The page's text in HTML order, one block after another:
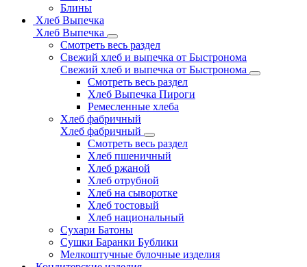
Блины
Хлеб Выпечка
Хлеб Выпечка
Смотреть весь раздел
Свежий хлеб и выпечка от Быстронома
Свежий хлеб и выпечка от Быстронома
Смотреть весь раздел
Хлеб Выпечка Пироги
Ремесленные хлеба
Хлеб фабричный
Хлеб фабричный
Смотреть весь раздел
Хлеб пшеничный
Хлеб ржаной
Хлеб отрубной
Хлеб на сыворотке
Хлеб тостовый
Хлеб национальный
Сухари Батоны
Сушки Баранки Бублики
Мелкоштучные булочные изделия